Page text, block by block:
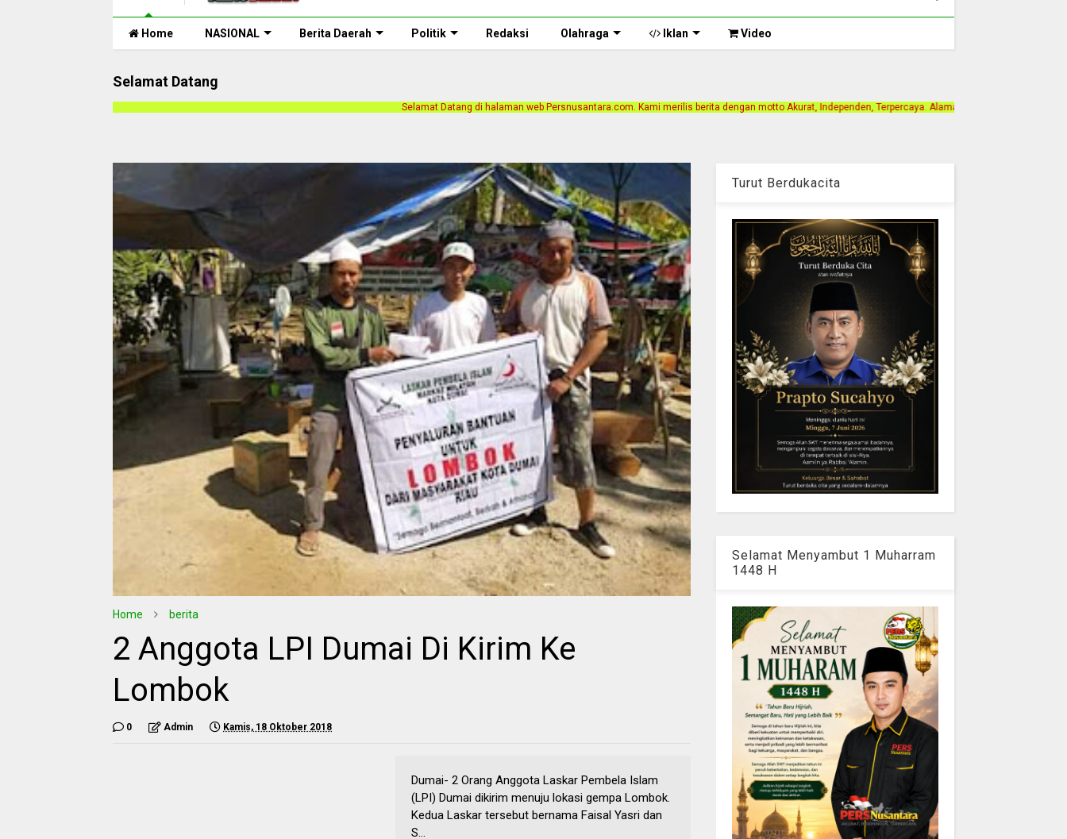
Home NASIONAL Berita Daerah Politik Redaksi Olahraga Iklan Video
Selamat Datang
Selamat Datang di halaman web Persnusantara.com. Kami merilis berita dengan motto Akurat, Independen, Terpercaya. Alamat Kantor Jalan Bintan Gang Paris 1.
Home berita
2 Anggota LPI Dumai Di Kirim Ke
Lombok
0 Admin Kamis, 18 Oktober 2018
Dumai- 2 Orang Anggota Laskar Pembela Islam
(LPI) Dumai dikirim menuju lokasi gempa Lombok.
Kedua Laskar tersebut bernama Faisal Yasri dan
S...
Turut Berdukacita
Selamat Menyambut 1 Muharram
1448 H